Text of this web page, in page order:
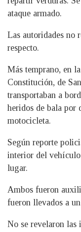
ataque armado.
Las autoridades no
respecto.
Más temprano, en
Constitución, de
transportaban a
heridos de bala por
motocicleta.
Según reporte
interior del vehículo
lugar.
Ambos fueron
fueron llevados a
No se revelaron las